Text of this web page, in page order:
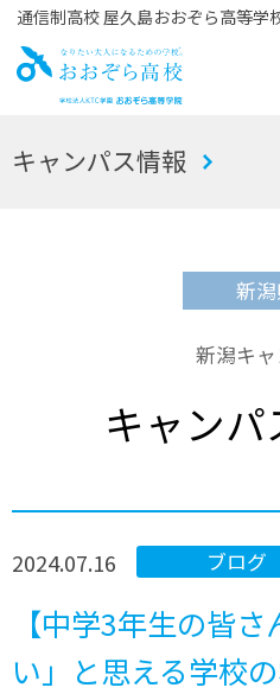
通信制高校 屋久島おおぞら高等学
お
キャンパス情報
新
新潟キ
キャン
ブログ
2024.07.16
【中学3年生の皆
い」と思える学校